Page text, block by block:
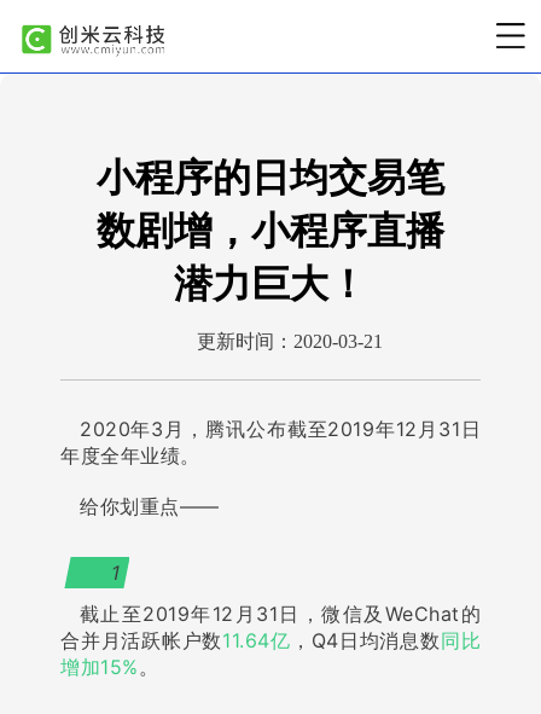
小程序的日均交易笔
数剧增，小程序直播
潜力巨大！
更新时间：2020-03-21
2020年3月，腾讯公布截至2019年12月31日
年度全年业绩。
给你划重点——
1
截止至2019年12月31日，微信及WeChat的
合并月活跃帐户数11.64亿 ，Q4日均消息数同比
增加15%。